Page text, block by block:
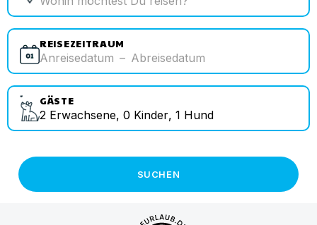
REISEZEITRAUM
Anreisedatum – Abreisedatum
GÄSTE
2 Erwachsene, 0 Kinder, 1 Hund
SUCHEN